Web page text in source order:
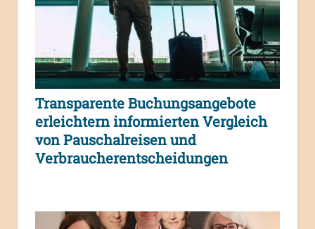
Transparente Buchungsangebote
erleichtern informierten Vergleich
von Pauschalreisen und
Verbraucherentscheidungen